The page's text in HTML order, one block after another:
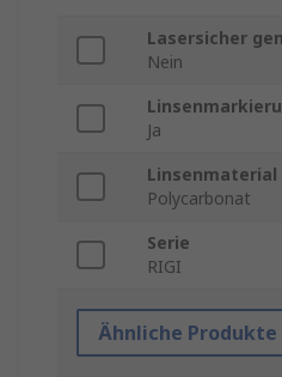
Lasersicher
Nein
Ja
Linsenmaterial
Polycarbonat
Serie
RIGI
Ähnliche Produkte